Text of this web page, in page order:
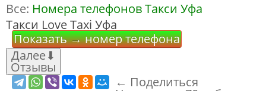
Все: Номера телефонов Такси Уфа
Такси Love Taxi Уфа
Показать → номер телефона
Далее⬇
Отзывы
← Поделиться